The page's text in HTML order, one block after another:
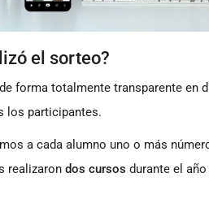
el sorteo?
forma totalmente transparente en
los participantes.
a cada alumno uno o más
realizaron dos cursos durante el